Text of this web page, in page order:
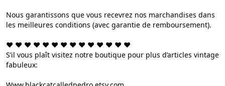
Nous garantissons que vous recevrez nos marchandises dans
les meilleures conditions (avec garantie de remboursement).
❤︎ ❤︎ ❤︎ ❤︎ ❤︎ ❤︎ ❤︎ ❤︎ ❤︎ ❤︎ ❤︎ ❤︎ ❤︎ ❤︎
S’il vous plaît visitez notre boutique pour plus d’articles vintage
fabuleux: